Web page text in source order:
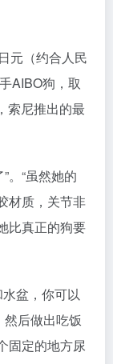
元（约合人民
AIBO狗，取
索尼推出的最
。“虽然她的
材质，关节非
比真正的狗要
盆，你可以
后做出吃饭
固定的地方尿